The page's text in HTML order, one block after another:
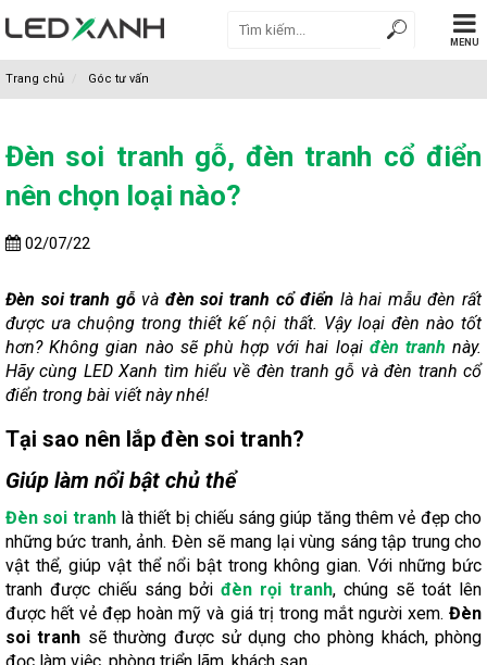
MENU
Trang chủ Góc tư vấn
Đèn soi tranh gỗ, đèn tranh cổ điển
nên chọn loại nào?
02/07/22
Đèn soi tranh gỗ và đèn soi tranh cổ điển là hai mẫu đèn rất
được ưa chuộng trong thiết kế nội thất. Vậy loại đèn nào tốt
hơn? Không gian nào sẽ phù hợp với hai loại đèn tranh này.
Hãy cùng LED Xanh tìm hiểu về đèn tranh gỗ và đèn tranh cổ
điển trong bài viết này nhé!
Tại sao nên lắp đèn soi tranh?
Giúp làm nổi bật chủ thể
Đèn soi tranhlà thiết bị chiếu sáng giúp tăng thêm vẻ đẹp cho
những bức tranh, ảnh. Đèn sẽ mang lại vùng sáng tập trung cho
vật thể, giúp vật thể nổi bật trong không gian. Với những bức
tranh được chiếu sáng bởi đèn rọi tranh, chúng sẽ toát lên
được hết vẻ đẹp hoàn mỹ và giá trị trong mắt người xem. Đèn
soi tranh sẽ thường được sử dụng cho phòng khách, phòng